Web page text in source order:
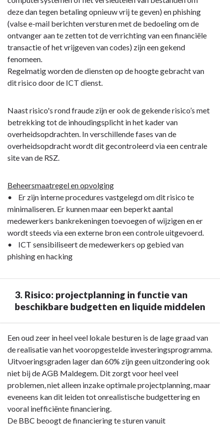
deze dan tegen betaling opnieuw vrij te geven) en phishing
(valse e-mail berichten versturen met de bedoeling om de
ontvanger aan te zetten tot de verrichting van een financiële
transactie of het vrijgeven van codes) zijn een gekend
fenomeen.
Regelmatig worden de diensten op de hoogte gebracht van
dit risico door de ICT dienst.
Naast risico's rond fraude zijn er ook de gekende risico’s met
betrekking tot de inhoudingsplicht in het kader van
overheidsopdrachten. In verschillende fases van de
overheidsopdracht wordt dit gecontroleerd via een centrale
site van de RSZ.
Beheersmaatregel en opvolging
• Er zijn interne procedures vastgelegd om dit risico te
minimaliseren. Er kunnen maar een beperkt aantal
medewerkers bankrekeningen toevoegen of wijzigen en er
wordt steeds via een externe bron een controle uitgevoerd.
• ICT sensibiliseert de medewerkers op gebied van
phishing en hacking
3. Risico: projectplanning in functie van
beschikbare budgetten en liquide middelen
Terug
naar
navigatie
Wijzigingen
financiële
risico's
Een oud zeer in heel veel lokale besturen is de lage graad van
de realisatie van het vooropgestelde investeringsprogramma.
Uitvoeringsgraden lager dan 60% zijn geen uitzondering ook
niet bij de AGB Maldegem. Dit zorgt voor heel veel
problemen, niet alleen inzake optimale projectplanning, maar
eveneens kan dit leiden tot onrealistische budgettering en
vooral inefficiënte financiering.
De BBC beoogt de financiering te sturen vanuit